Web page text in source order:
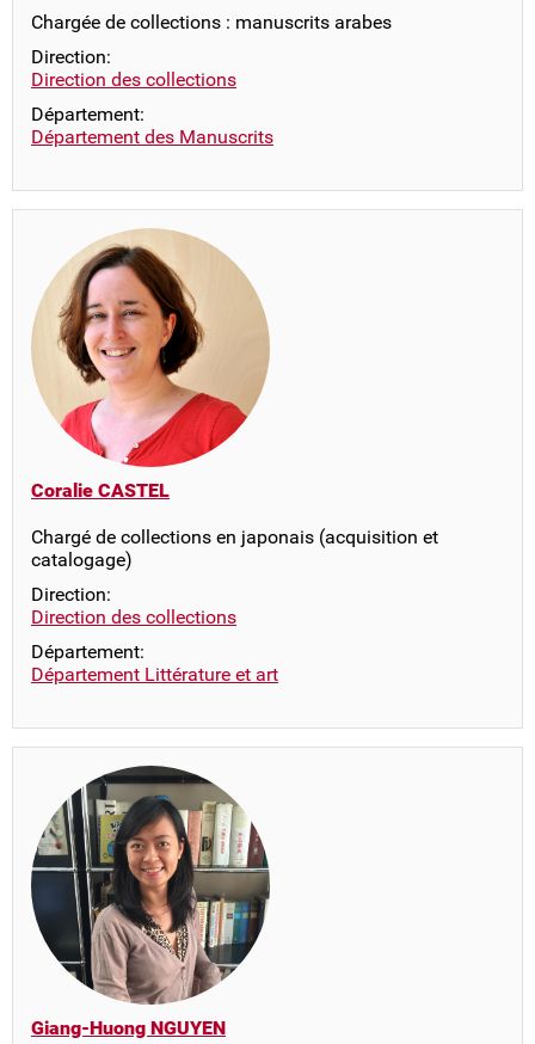
Chargée de collections : manuscrits arabes
Direction:
Direction des collections
Département:
Département des Manuscrits
Coralie CASTEL
Chargé de collections en japonais (acquisition et
catalogage)
Direction:
Direction des collections
Département:
Département Littérature et art
Giang-Huong NGUYEN